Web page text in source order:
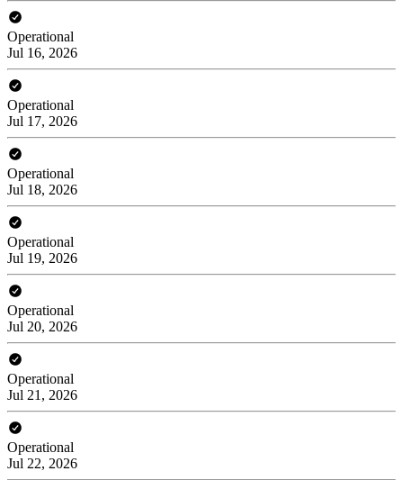
Operational
Jul 16, 2026
Operational
Jul 17, 2026
Operational
Jul 18, 2026
Operational
Jul 19, 2026
Operational
Jul 20, 2026
Operational
Jul 21, 2026
Operational
Jul 22, 2026